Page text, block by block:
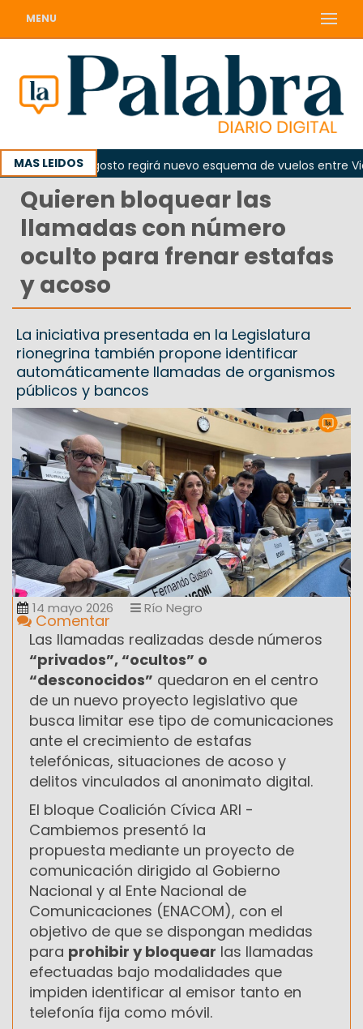
MENU
MAS LEIDOS
el 10 de agosto regirá nuevo esquema de vuelos entre
Quieren bloquear las
llamadas con número
oculto para frenar estafas
y acoso
La iniciativa presentada en la Legislatura
rionegrina también propone identificar
automáticamente llamadas de organismos
públicos y bancos
14 mayo 2026 Río Negro
Comentar
Las llamadas realizadas desde números
“privados”, “ocultos” o
“desconocidos” quedaron en el centro
de un nuevo proyecto legislativo que
busca limitar ese tipo de comunicaciones
ante el crecimiento de estafas
telefónicas, situaciones de acoso y
delitos vinculados al anonimato digital.
El bloque Coalición Cívica ARI -
Cambiemos presentó la
propuesta mediante un proyecto de
comunicación dirigido al Gobierno
Nacional y al Ente Nacional de
Comunicaciones (ENACOM), con el
objetivo de que se dispongan medidas
para prohibir y bloquear las llamadas
efectuadas bajo modalidades que
impiden identificar al emisor tanto en
telefonía fija como móvil.